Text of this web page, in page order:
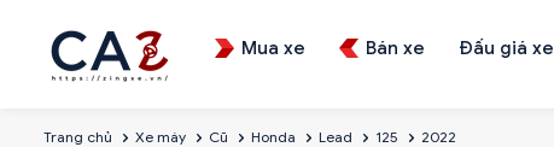
Mua xe Bán xe Đấu giá xe
Trang chủ Xe máy Cũ Honda Lead 125 2022